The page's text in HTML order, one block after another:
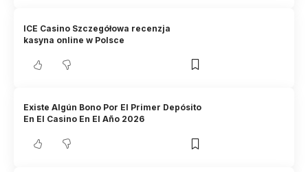
ICE Casino Szczegółowa recenzja
kasyna online w Polsce
Existe Algún Bono Por El Primer Depósito
En El Casino En El Año 2026